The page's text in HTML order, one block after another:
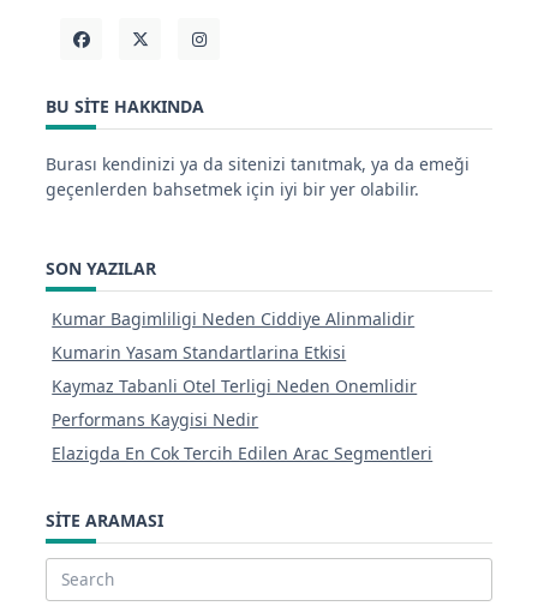
BU SITE HAKKINDA
Burası kendinizi ya da sitenizi tanıtmak, ya da emeği
geçenlerden bahsetmek için iyi bir yer olabilir.
SON YAZILAR
Kumar Bagimliligi Neden Ciddiye Alinmalidir
Kumarin Yasam Standartlarina Etkisi
Kaymaz Tabanli Otel Terligi Neden Onemlidir
Performans Kaygisi Nedir
Elazigda En Cok Tercih Edilen Arac Segmentleri
SITE ARAMASI
Search